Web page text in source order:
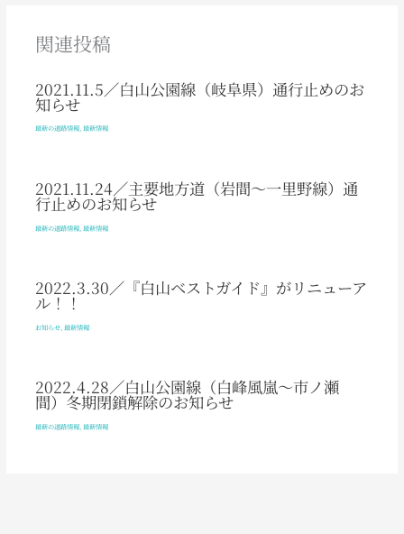
関連投稿
2021.11.5／白山公園線（岐阜県）通行止めのお
知らせ
最新の道路情報, 最新情報
2021.11.24／主要地方道（岩間～一里野線）通
行止めのお知らせ
最新の道路情報, 最新情報
2022.3.30／『白山ベストガイド』がリニューア
ル！！
お知らせ, 最新情報
2022.4.28／白山公園線（白峰風嵐～市ノ瀬
間）冬期閉鎖解除のお知らせ
最新の道路情報, 最新情報